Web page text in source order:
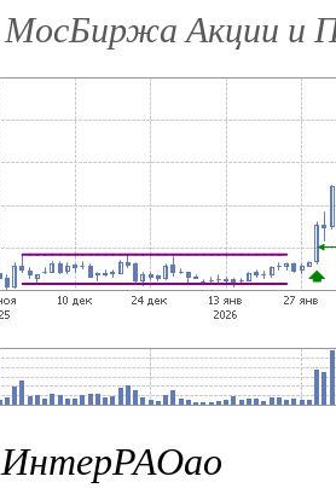
МосБиржа Акции
ИнтерРАОао